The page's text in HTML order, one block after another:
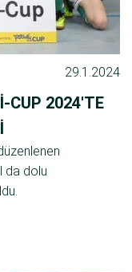
29.1.2024
CUP 2024'TE
da dolu